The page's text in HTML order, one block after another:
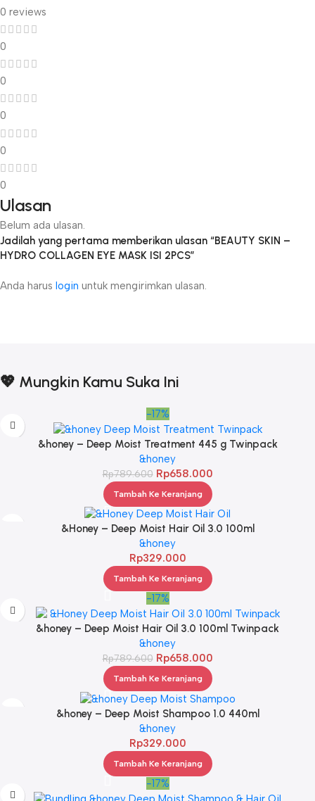
0 reviews
0
0
0
0
0
Ulasan
Belum ada ulasan.
Jadilah yang pertama memberikan ulasan “BEAUTY SKIN –
HYDRO COLLAGEN EYE MASK ISI 2PCS”
Anda harus login untuk mengirimkan ulasan.
💖 Mungkin Kamu Suka Ini
-17%
&honey – Deep Moist Treatment 445 g Twinpack
&honey
Rp789.600 Rp658.000
Tambah Ke Keranjang
&Honey – Deep Moist Hair Oil 3.0 100ml
&honey
Rp329.000
Tambah Ke Keranjang
-17%
&honey – Deep Moist Hair Oil 3.0 100ml Twinpack
&honey
Rp789.600 Rp658.000
Tambah Ke Keranjang
&honey – Deep Moist Shampoo 1.0 440ml
&honey
Rp329.000
Tambah Ke Keranjang
-17%